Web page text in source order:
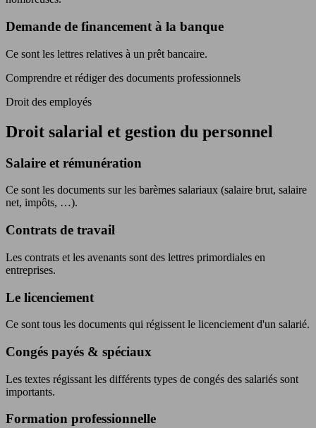
Demande de financement à la banque
Ce sont les lettres relatives à un prêt bancaire.
Comprendre et rédiger des documents professionnels
Droit des employés
Droit salarial et gestion du personnel
Salaire et rémunération
Ce sont les documents sur les barèmes salariaux (salaire brut, salaire
net, impôts, …).
Contrats de travail
Les contrats et les avenants sont des lettres primordiales en
entreprises.
Le licenciement
Ce sont tous les documents qui régissent le licenciement d'un salarié.
Congés payés & spéciaux
Les textes régissant les différents types de congés des salariés sont
importants.
Formation professionnelle